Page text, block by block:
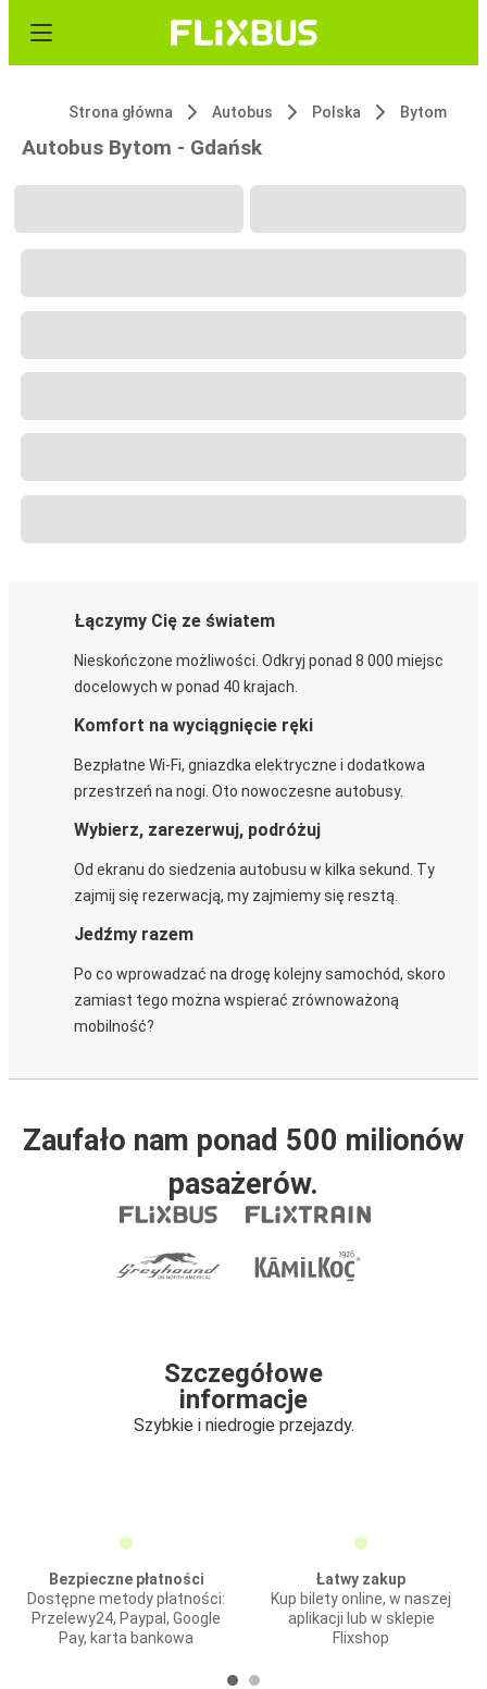
Strona główna Autobus Polska Bytom
Autobus Bytom - Gdańsk
Łączymy Cię ze światem
Nieskończone możliwości. Odkryj ponad 8 000 miejsc
docelowych w ponad 40 krajach.
Komfort na wyciągnięcie ręki
Bezpłatne Wi-Fi, gniazdka elektryczne i dodatkowa
przestrzeń na nogi. Oto nowoczesne autobusy.
Wybierz, zarezerwuj, podróżuj
Od ekranu do siedzenia autobusu w kilka sekund. Ty
zajmij się rezerwacją, my zajmiemy się resztą.
Jedźmy razem
Po co wprowadzać na drogę kolejny samochód, skoro
zamiast tego można wspierać zrównoważoną
mobilność?
Zaufało nam ponad 500 milionów
pasażerów.
Szczegółowe
informacje
Szybkie i niedrogie przejazdy.
Bezpieczne płatności
Dostępne metody płatności:
Przelewy24, Paypal, Google
Pay, karta bankowa
Łatwy zakup
Kup bilety online, w naszej
aplikacji lub w sklepie
Flixshop